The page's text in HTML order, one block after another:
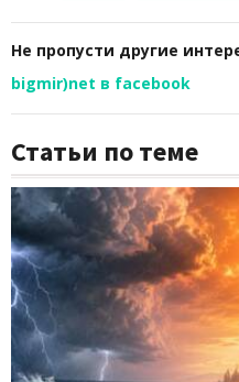
Не пропусти другие
bigmir)net в facebook
Статьи по теме